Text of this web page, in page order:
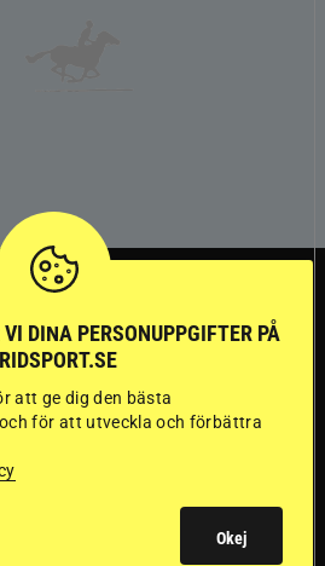
berättar:
mot
DINA PERSONUPPGIFTER PÅ
att ge dig den bästa
för att utveckla och förbättra
Okej